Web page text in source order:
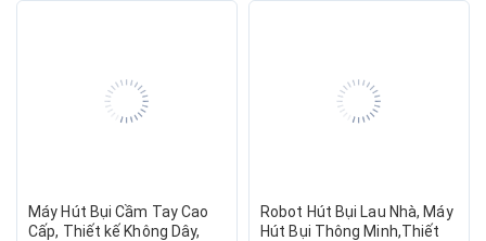
Máy Hút Bụi Cầm Tay Cao
Cấp, Thiết kế Không Dây,
Robot Hút Bụi Lau Nhà, Máy
Hút Bụi Thông Minh,Thiết